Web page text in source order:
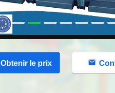
Obtenir le prix